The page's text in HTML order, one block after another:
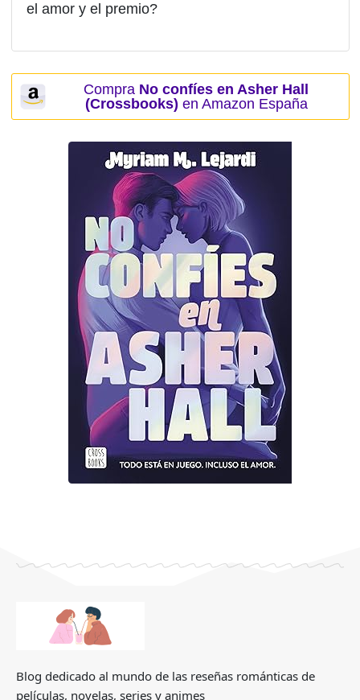
el amor y el premio?
Compra No confíes en Asher Hall
(Crossbooks) en Amazon España
Blog dedicado al mundo de las reseñas románticas de
películas, novelas, series y animes